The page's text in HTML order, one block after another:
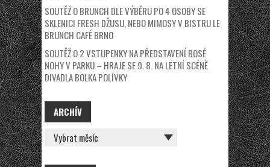
SOUTĚŽ O BRUNCH DLE VÝBĚRU PO 4 OSOBY SE
SKLENICI FRESH DŽUSU, NEBO MIMOSY V BISTRU LE
BRUNCH CAFÉ BRNO
SOUTĚŽ O 2 VSTUPENKY NA PŘEDSTAVENÍ BOSÉ
NOHY V PARKU – HRAJE SE 9. 8. NA LETNÍ SCÉNĚ
DIVADLA BOLKA POLÍVKY
ARCHÍV
ARCHÍV